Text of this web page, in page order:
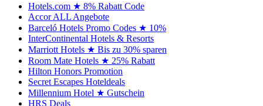
Hotels.com ★ 8% Rabatt Code
Accor ALL Angebote
Barceló Hotels Promo Codes ★ 10%
InterContinental Hotels & Resorts
Marriott Hotels ★ Bis zu 30% sparen
Room Mate Hotels ★ 25% Rabatt
Hilton Honors Promotion
Secret Escapes Hoteldeals
Millennium Hotel ★ Gutschein
HRS Deals